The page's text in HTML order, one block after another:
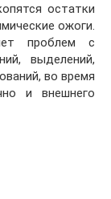
остатки
ожоги.
проблем с
выделений,
во время
и внешнего